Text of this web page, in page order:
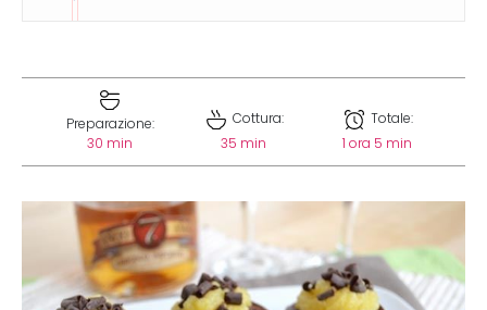
Preparazione:
30 min
Cottura:
35 min
Totale:
1 ora 5 min